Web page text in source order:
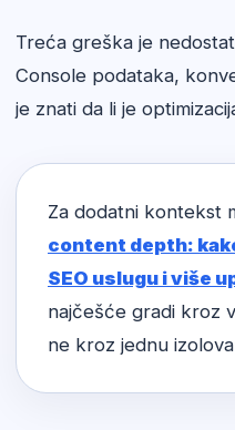
Treća greška je
Console podataka,
je znati da li je
Za dodatni kontekst
content depth:
SEO uslugu i više
najčešće gradi kroz
ne kroz jednu